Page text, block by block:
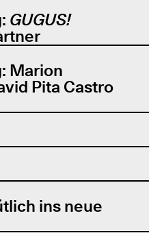
GUGUS!
Marion
Pita Castro
ins neue